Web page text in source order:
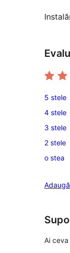
1
5
–
recenzie
(stele)
5 stele
0
4
–
recenzii
4 stele
0
3
–
(stele)
3 stele
0
2
recenzii
2 stele
0
–
(stele)
o stea
Ai